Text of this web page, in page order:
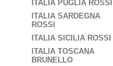
ITALIA PUGLIA ROSSI
ITALIA SARDEGNA
ROSSI
ITALIA SICILIA ROSSI
ITALIA TOSCANA
BRUNELLO